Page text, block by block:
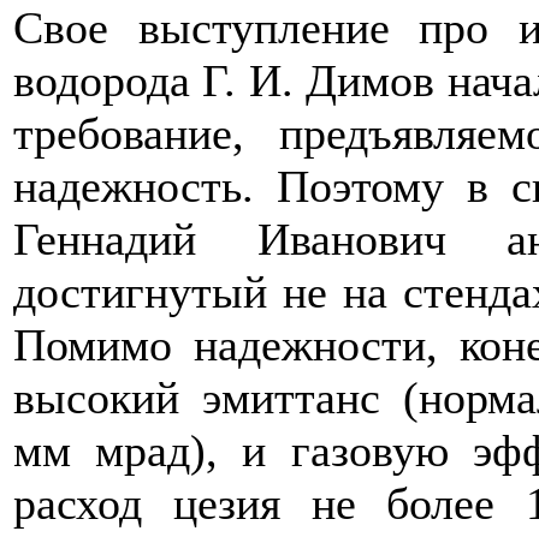
Свое выступление про
водорода Г. И. Димов
требование,
надежность. Поэтому в
Геннадий Иванович
достигнутый не на
Помимо надежности,
высокий эмиттанс
мм мрад), и газовую
расход цезия не